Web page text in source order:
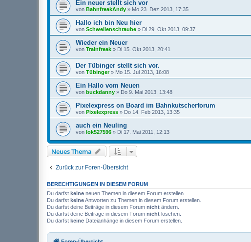
Ein neuer stellt sich vor
von BahnfreakAndy » Mo 23. Dez 2013, 17:35
Hallo ich bin Neu hier
von Schwellenschraube » Di 29. Okt 2013, 09:37
Wieder ein Neuer
von Trainfreak » Di 15. Okt 2013, 20:41
Der Tübinger stellt sich vor.
von Tübinger» Mo 15. Jul 2013, 16:08
Ein Hallo vom Neuen
von buckdanny » Do 9. Mai 2013, 13:48
Pixelexpress on Board im Bahnkutscherforum
von Pixelexpress » Do 14. Feb 2013, 13:35
auch ein Neuling
von lok527596 » Di 17. Mai 2011, 12:13
Neues Thema
Zurück zur Foren-Übersicht
BERECHTIGUNGEN IN DIESEM FORUM
Du darfst keine neuen Themen in diesem Forum erstellen.
Du darfst keineAntworten zu Themen in diesem Forum erstellen.
Du darfst deine Beiträge in diesem Forum nicht ändern.
Du darfst deine Beiträge in diesem Forum nicht löschen.
Du darfst keine Dateianhänge in diesem Forum erstellen.